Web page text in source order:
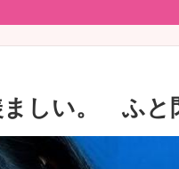
しい。 ふと